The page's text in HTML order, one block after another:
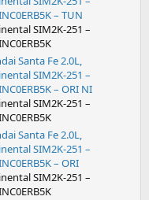
– TUN
SIM2K-251 –
Santa Fe 2.0L,
SIM2K-251 –
– ORI NI
SIM2K-251 –
Santa Fe 2.0L,
SIM2K-251 –
– ORI
SIM2K-251 –